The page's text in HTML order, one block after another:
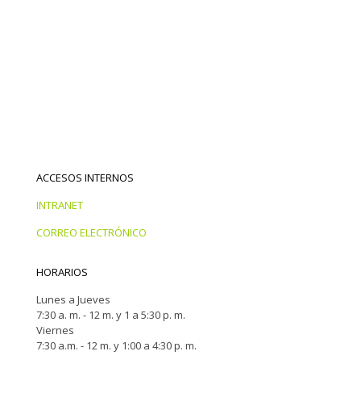
ACCESOS INTERNOS
INTRANET
CORREO ELECTRÓNICO
HORARIOS
Lunes a Jueves
7:30 a. m. - 12 m. y 1 a 5:30 p. m.
Viernes
7:30 a.m. - 12 m. y 1:00 a 4:30 p. m.